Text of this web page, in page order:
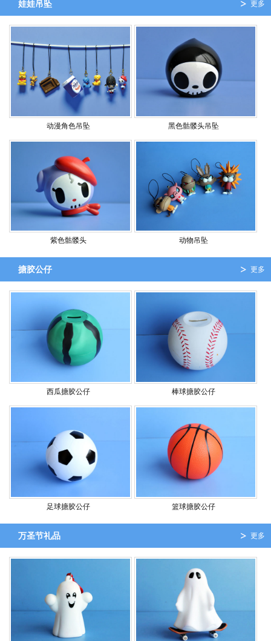
更多
娃娃吊坠
动漫角色吊坠 黑色骷髅头吊坠
紫色骷髅头 动物吊坠
更多
搪胶公仔
西瓜搪胶公仔 棒球搪胶公仔
足球搪胶公仔 篮球搪胶公仔
更多
万圣节礼品